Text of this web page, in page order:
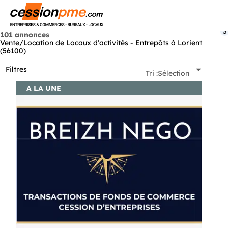
101 annonces
Vente/Location de Locaux d'activités - Entrepôts à Lorient
(56100)
Filtres
3
Tri :Sélection
A LA UNE